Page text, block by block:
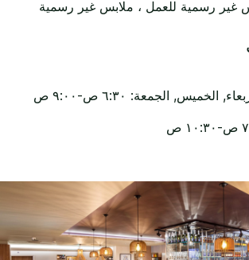
غير رسمية للعمل ، ملابس غير رسمية
الخميس, الجمعة: ٦:٣٠ ص-٩:٠٠ ص